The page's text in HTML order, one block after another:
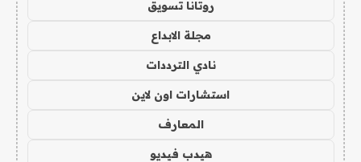
روتانا تسويق
مجلة الابداع
نادي الترددات
استشارات اون لاين
المعارف
هيدب فيديو